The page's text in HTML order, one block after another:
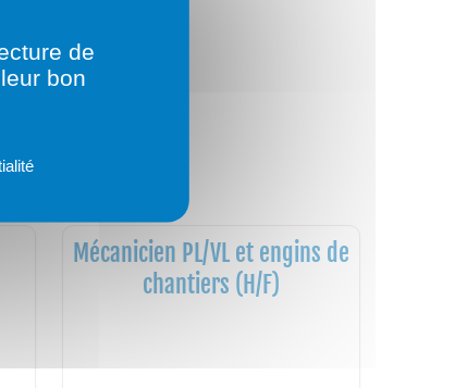
Mécanicien PL/VL et engins de
chantiers (H/F)
de
bon